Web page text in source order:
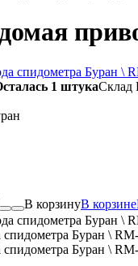
1 штукаСклад
В корзинуВ корзине
Буран \
Буран \